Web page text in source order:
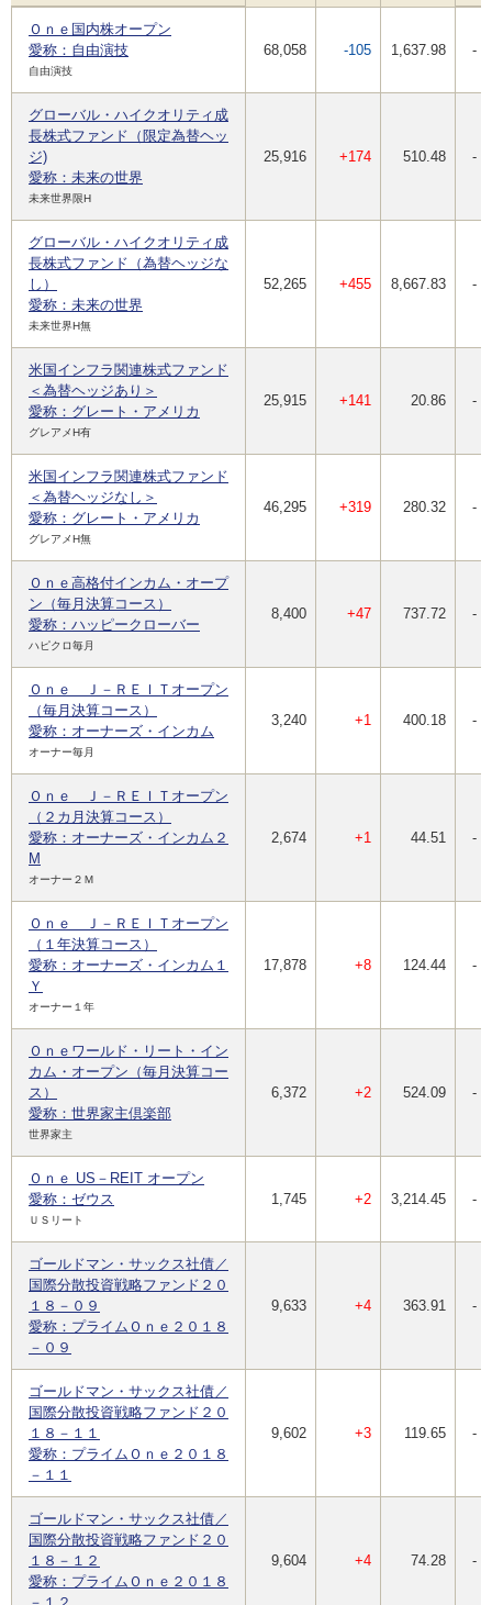
Ｏｎｅ国内株オープン
愛称：自由演技
自由演技
68,058 -105 1,637.98 -
グローバル・ハイクオリティ成
長株式ファンド（限定為替ヘッ
ジ)
愛称：未来の世界
未来世界限H
25,916 +174 510.48 -
グローバル・ハイクオリティ成
長株式ファンド（為替ヘッジな
し）
愛称：未来の世界
未来世界H無
52,265 +455 8,667.83 -
米国インフラ関連株式ファンド
＜為替ヘッジあり＞
愛称：グレート・アメリカ
グレアメH有
25,915 +141 20.86 -
米国インフラ関連株式ファンド
＜為替ヘッジなし＞
愛称：グレート・アメリカ
グレアメH無
46,295 +319 280.32 -
Ｏｎｅ高格付インカム・オープ
ン（毎月決算コース）
愛称：ハッピークローバー
ハピクロ毎月
8,400 +47 737.72 -
Ｏｎｅ Ｊ－ＲＥＩＴオープン
（毎月決算コース）
愛称：オーナーズ・インカム
オーナー毎月
3,240 +1 400.18 -
Ｏｎｅ Ｊ－ＲＥＩＴオープン
（２カ月決算コース）
愛称：オーナーズ・インカム２
M
オーナー２Ｍ
2,674 +1 44.51 -
Ｏｎｅ Ｊ－ＲＥＩＴオープン
（１年決算コース）
愛称：オーナーズ・インカム１
Ｙ
オーナー１年
17,878 +8 124.44 -
Ｏｎｅワールド・リート・イン
カム・オープン（毎月決算コー
ス）
愛称：世界家主倶楽部
世界家主
6,372 +2 524.09 -
Ｏｎｅ US－REIT オープン
愛称：ゼウス
ＵＳリート
1,745 +2 3,214.45 -
ゴールドマン・サックス社債／
国際分散投資戦略ファンド２０
１８－０９
愛称：プライムＯｎｅ２０１８
－０９
9,633 +4 363.91 -
ゴールドマン・サックス社債／
国際分散投資戦略ファンド２０
１８－１１
愛称：プライムＯｎｅ２０１８
－１１
9,602 +3 119.65 -
ゴールドマン・サックス社債／
国際分散投資戦略ファンド２０
１８－１２
愛称：プライムＯｎｅ２０１８
9,604 +4 74.28 -